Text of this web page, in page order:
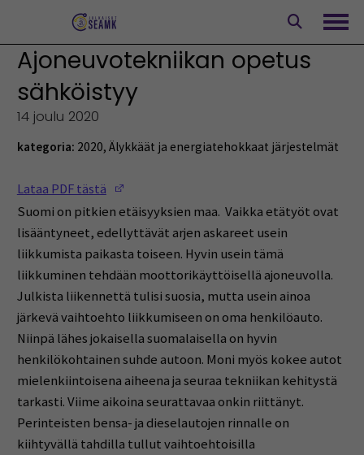
Ajoneuvotekniikan opetus
sähköistyy
14 joulu 2020
kategoria: 2020, Älykkäät ja energiatehokkaat järjestelmät
Lataa PDF tästä
Suomi on pitkien etäisyyksien maa. Vaikka etätyöt ovat
lisääntyneet, edellyttävät arjen askareet usein
liikkumista paikasta toiseen. Hyvin usein tämä
liikkuminen tehdään moottorikäyttöisellä ajoneuvolla.
Julkista liikennettä tulisi suosia, mutta usein ainoa
järkevä vaihtoehto liikkumiseen on oma henkilöauto.
Niinpä lähes jokaisella suomalaisella on hyvin
henkilökohtainen suhde autoon. Moni myös kokee autot
mielenkiintoisena aiheena ja seuraa tekniikan kehitystä
tarkasti. Viime aikoina seurattavaa onkin riittänyt.
Perinteisten bensa- ja dieselautojen rinnalle on
kiihtyvällä tahdilla tullut vaihtoehtoisilla